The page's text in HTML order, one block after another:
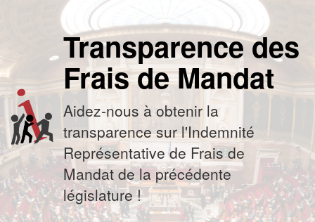
Transparence des
Frais de Mandat
Aidez-nous à obtenir la
transparence sur l'Indemnité
Représentative de Frais de
Mandat de la précédente
législature !